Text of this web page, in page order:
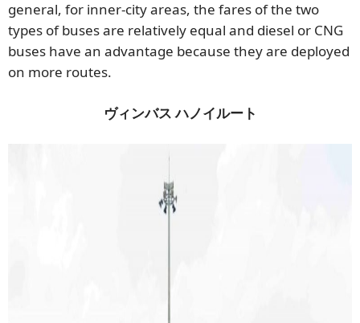
general, for inner-city areas, the fares of the two
types of buses are relatively equal and diesel or CNG
buses have an advantage because they are deployed
on more routes.
ヴィンバスハノイルート